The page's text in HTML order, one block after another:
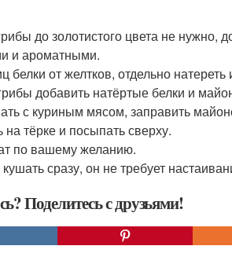
до золотистого цвета не нужно,
и ароматными.
белки от желтков, отдельно натереть
добавить натёртые белки и
с куриным мясом, заправить
тёрке и посыпать сверху.
по вашему желанию.
сразу, он не требует
Поделитесь с друзьями!